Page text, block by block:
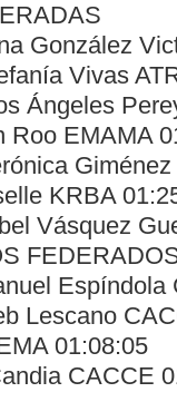
González
Vivas
Ángeles
Roo EMAMA
KRBA
Vásquez
Espíndola
Lescano
01:08:05
CACCE